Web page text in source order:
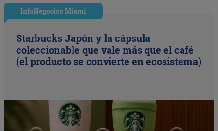
InfoNegocios Miami
Starbucks Japón y la cápsula
coleccionable que vale más que el café
(el producto se convierte en ecosistema)